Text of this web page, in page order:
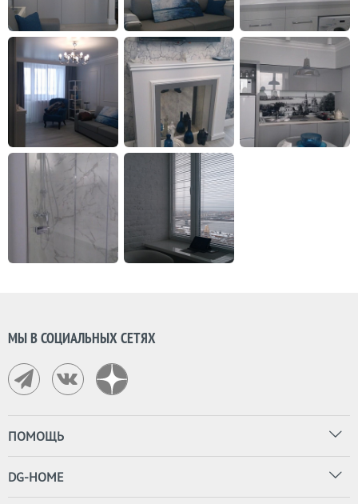
МЫ В СОЦИАЛЬНЫХ СЕТЯХ
ПОМОЩЬ
DG-HOME